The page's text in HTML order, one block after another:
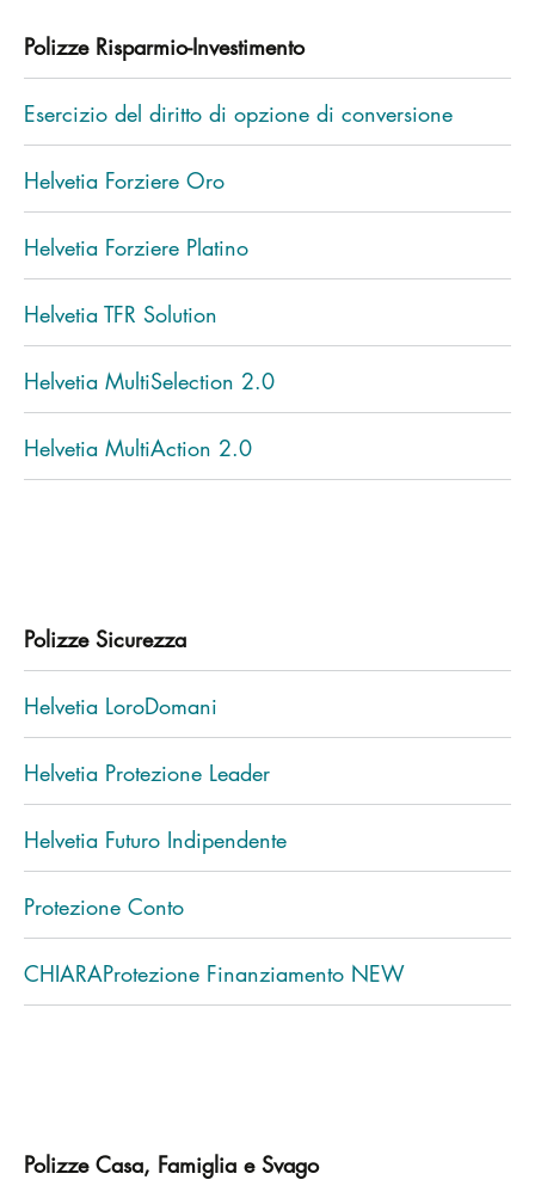
Polizze Risparmio-Investimento
Esercizio del diritto di opzione di conversione
Helvetia Forziere Oro
Helvetia Forziere Platino
Helvetia TFR Solution
Helvetia MultiSelection 2.0
Helvetia MultiAction 2.0
Polizze Sicurezza
Helvetia LoroDomani
Helvetia Protezione Leader
Helvetia Futuro Indipendente
Protezione Conto
CHIARAProtezione Finanziamento NEW
Polizze Casa, Famiglia e Svago